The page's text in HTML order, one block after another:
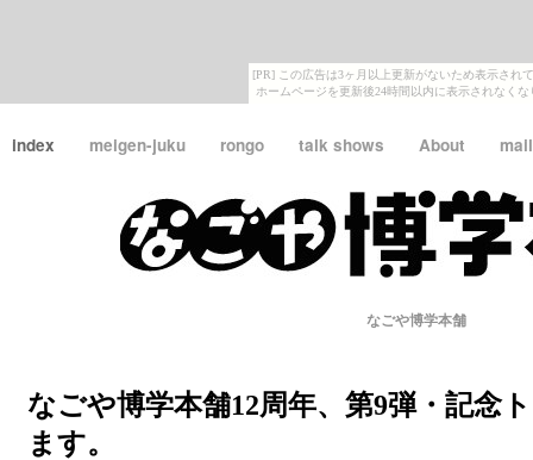
[PR] この広告は3ヶ月以上更新がないため表示され
ホームページを更新後24時間以内に表示されなくな
index meigen-juku rongo talk shows About mail
なごや博学本舗12周年、第9弾・記念
ます。
なごや博学本舗